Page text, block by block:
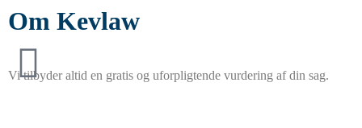
Om Kevlaw
Vi tilbyder altid en gratis og uforpligtende vurdering af din sag.